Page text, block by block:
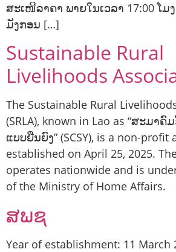
ສະເໜີລາຄາ ພາຍໃນເວລາ 17:00 ໂມ
ມັງກອນ […]
Sustainable Rural
Livelihoods
The Sustainable Rural
(SRLA), known in Lao as “ສະມາ
ແບບຍືນຍົງ” (SCSY), is a non-profit
established on April 25, 2025.
operates nationwide and is
of the Ministry of Home Affairs.
ສພຊ
Year of establishment: 11 March